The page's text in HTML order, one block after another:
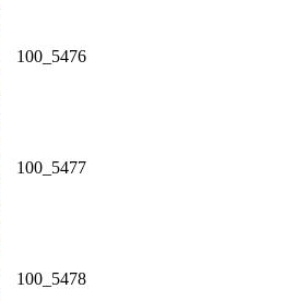
100_5476
100_5477
100_5478